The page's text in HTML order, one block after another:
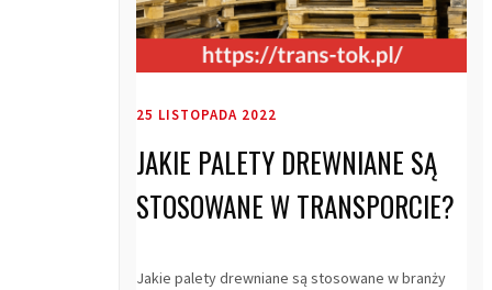
25 LISTOPADA 2022
JAKIE PALETY DREWNIANE SĄ
STOSOWANE W TRANSPORCIE?
Jakie palety drewniane są stosowane w branży